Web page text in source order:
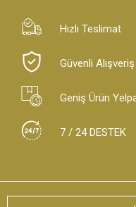
Hızlı Teslimat
Güvenli Alışveriş
Geniş Ürün
7 / 24 DESTEK